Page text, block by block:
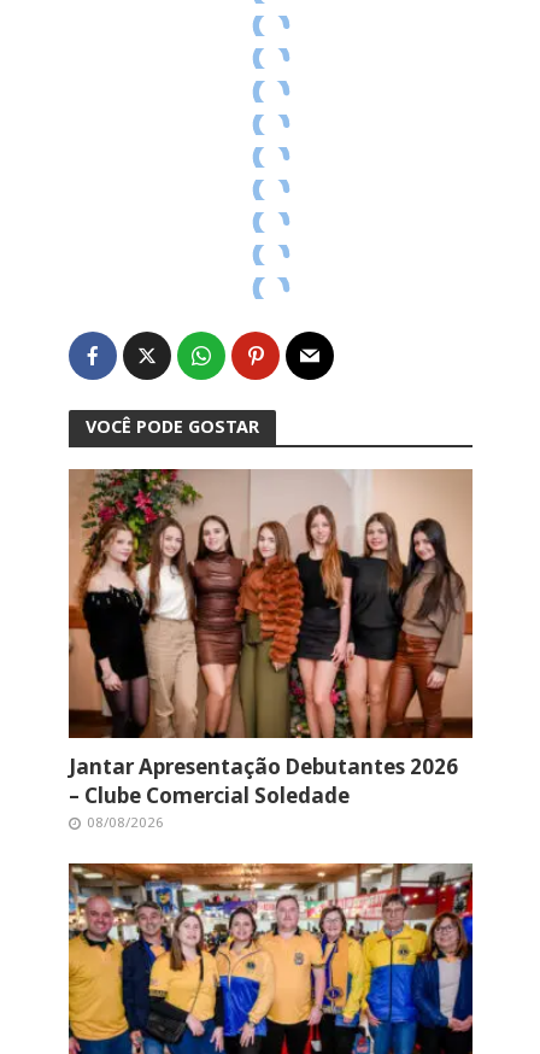
VOCÊ PODE GOSTAR
Jantar Apresentação Debutantes 2026
– Clube Comercial Soledade
08/08/2026